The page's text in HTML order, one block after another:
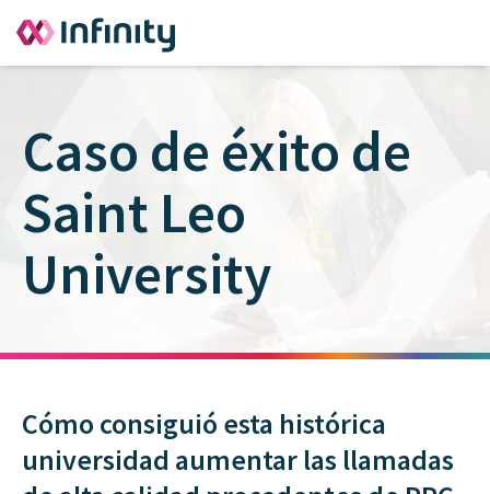
Caso de éxito de
Saint Leo
University
Cómo consiguió esta histórica
universidad aumentar las llamadas